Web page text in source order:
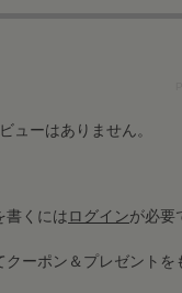
ューはありません。
書くにはログインが必要
クーポン＆プレゼントを